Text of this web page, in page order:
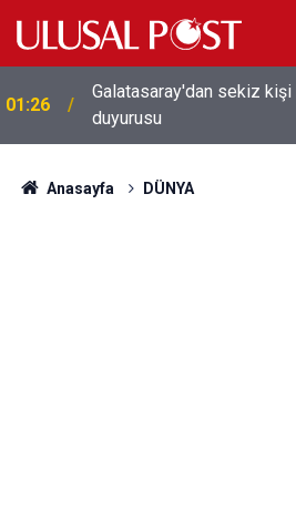
01:26
Galatasaray'dan sekiz kişi
duyurusu
Anasayfa DÜNYA